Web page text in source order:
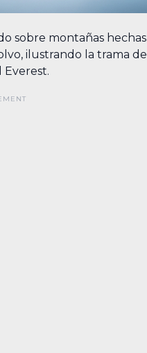
sobre montañas hechas
ilustrando la trama de